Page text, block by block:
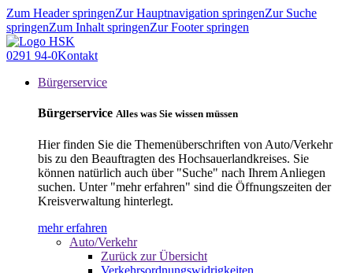
Zum Header springenZur Hauptnavigation springenZur Suche
springenZum Inhalt springenZur Footer springen
0291 94-0Kontakt
Bürgerservice
Bürgerservice Alles was Sie wissen müssen
Hier finden Sie die Themenüberschriften von Auto/Verkehr
bis zu den Beauftragten des Hochsauerlandkreises. Sie
können natürlich auch über "Suche" nach Ihrem Anliegen
suchen. Unter "mehr erfahren" sind die Öffnungszeiten der
Kreisverwaltung hinterlegt.
mehr erfahren
Auto/Verkehr
Zurück zur Übersicht
Verkehrsordnungswidrigkeiten